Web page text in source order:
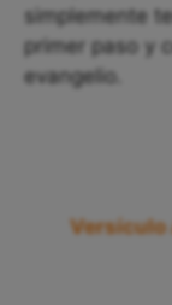
simplemente
primer paso y
evangelio.
Versículo